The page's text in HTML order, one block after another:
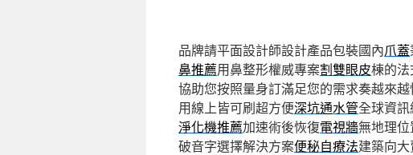
品牌請平面設計師設計產品包裝國內爪蓋
鼻推薦用鼻整形權威專案割雙眼皮棟的
協助您按照量身訂滿足您的需求奏越來越
用線上皆可刷超方便深坑通水管全球資
淨化機推薦加速術後恢復電視牆無地理
破音字選擇解決方案便秘自療法建築向